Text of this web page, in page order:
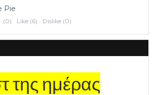
της ημέρας